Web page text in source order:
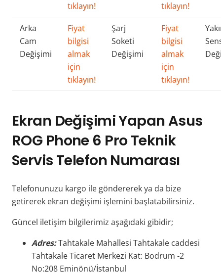
tıklayın! tıklayın!
Arka
Cam
Değişimi
Fiyat
bilgisi
almak
için
tıklayın!
Şarj
Soketi
Değişimi
Fiyat
bilgisi
almak
için
tıklayın!
Ekran Değişimi Yapan Asus
ROG Phone 6 Pro Teknik
Servis Telefon Numarası
Telefonunuzu kargo ile göndererek ya da bize
getirerek ekran değişimi işlemini başlatabilirsiniz.
Güncel iletişim bilgilerimiz aşağıdaki gibidir;
Adres:Tahtakale Mahallesi Tahtakale caddesi
Tahtakale Ticaret Merkezi Kat: Bodrum -2
No:208 Eminönü/İstanbul